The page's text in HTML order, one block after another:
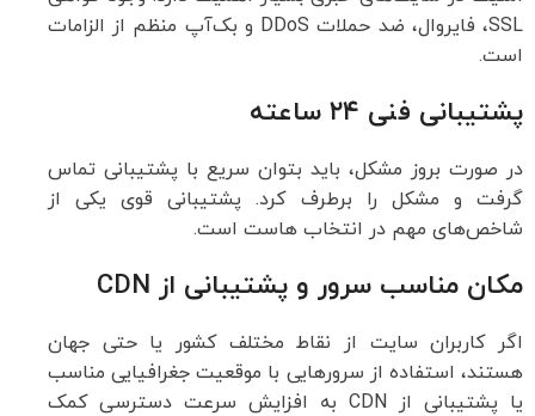
SSL، فایروال، ضد حملات DDoS و بک‌آپ منظم از الزامات
است.
پشتیبانی فنی ۲۴ ساعته
در صورت بروز مشکل، باید بتوان سریع با پشتیبانی تماس
گرفت و مشکل را برطرف کرد. پشتیبانی قوی یکی از
شاخص‌های مهم در انتخاب هاست است.
مکان مناسب سرور و پشتیبانی از CDN
اگر کاربران سایت از نقاط مختلف کشور یا حتی جهان
هستند، استفاده از سرورهایی با موقعیت جغرافیایی مناسب
یا پشتیبانی از CDN به افزایش سرعت دسترسی کمک